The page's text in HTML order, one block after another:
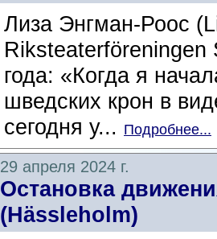
Лиза Энгман-Роос
Riksteaterföreningen
года: «Когда я
шведских крон в
сегодня у... Подробнее...
29 апреля 2024 г.
Остановка
(Hässleholm)